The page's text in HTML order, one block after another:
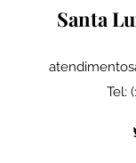
Santa
Tel: